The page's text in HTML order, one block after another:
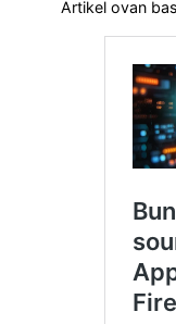
Artikel ovan